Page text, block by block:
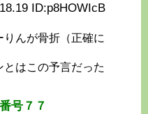
ID:p8HOWIcB
んが骨折（正確に
はこの予言だった
号７７